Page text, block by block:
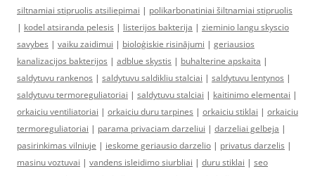
siltnamiai stipruolis atsiliepimai | polikarbonatiniai šiltnamiai stipruolis
| kodel atsiranda pelesis | listerijos bakterija | zieminio langu skyscio
savybes | vaiku zaidimui | bioloģiskie risinājumi | geriausios
kanalizacijos bakterijos | adblue skystis | buhalterine apskaita |
saldytuvu rankenos | saldytuvu saldikliu stalciai | saldytuvu lentynos |
saldytuvu termoreguliatoriai | saldytuvu stalciai | kaitinimo elementai |
orkaiciu ventiliatoriai | orkaiciu duru tarpines | orkaiciu stiklai | orkaiciu
termoreguliatoriai | parama privaciam darzeliui | darzeliai gelbeja |
pasirinkimas vilniuje | ieskome geriausio darzelio | privatus darzelis |
masinu voztuvai | vandens isleidimo siurbliai | duru stiklai | seo